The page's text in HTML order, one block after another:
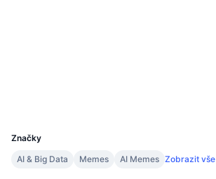
Značky
AI & Big Data
Memes AI Memes Zobrazit vše